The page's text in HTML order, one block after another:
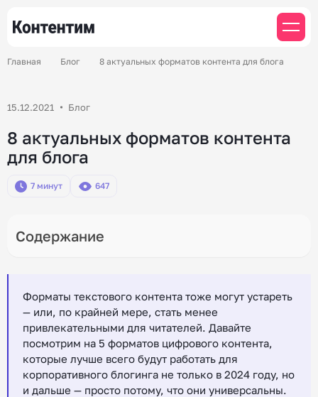
Главная Блог 8 актуальных форматов контента для блога
15.12.2021 Блог
8 актуальных форматов контента
для блога
7 минут 647
Форматы текстового контента тоже могут устареть
— или, по крайней мере, стать менее
привлекательными для читателей. Давайте
посмотрим на 5 форматов цифрового контента,
которые лучше всего будут работать для
корпоративного блогинга не только в 2024 году, но
и дальше — просто потому, что они универсальны.